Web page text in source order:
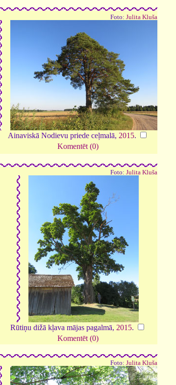
Foto: Julita Kluša
Ainaviskā Nodievu priede ceļmalā, 2015.
Komentēt (0)
Foto: Julita Kluša
Rūtiņu dižā kļava mājas pagalmā, 2015.
Komentēt (0)
Foto: Julita Kluša